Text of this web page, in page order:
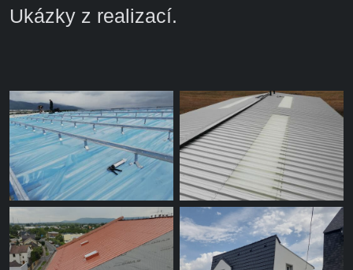
Ukázky z realizací.